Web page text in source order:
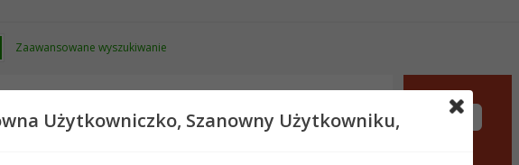
Zaawansowane wyszukiwanie
Użytkowniczko, Szanowny Użytkowniku,